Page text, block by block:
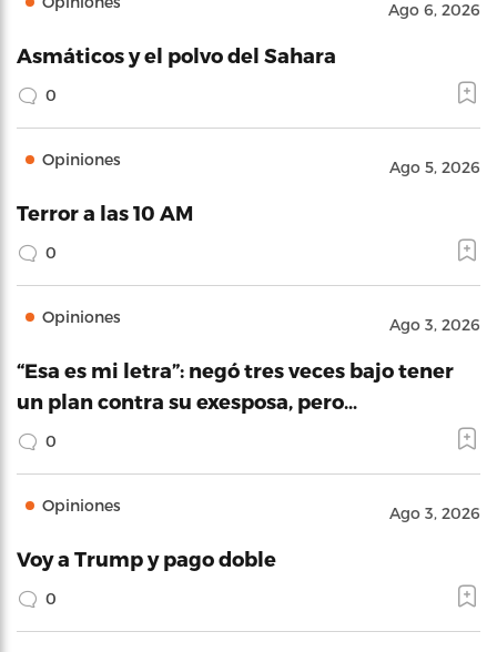
Ago 6, 2026
Asmáticos y el polvo del Sahara
0
Opiniones Ago 5, 2026
Terror a las 10 AM
0
Opiniones Ago 3, 2026
“Esa es mi letra”: negó tres veces bajo tener
un plan contra su exesposa, pero…
0
Opiniones Ago 3, 2026
Voy a Trump y pago doble
0